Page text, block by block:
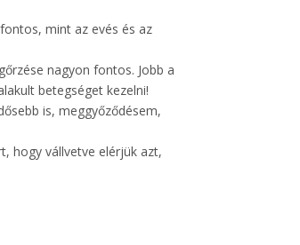
mint az evés és az
nagyon fontos. Jobb a
betegséget kezelni!
is, meggyőződésem,
hogy vállvetve elérjük azt,